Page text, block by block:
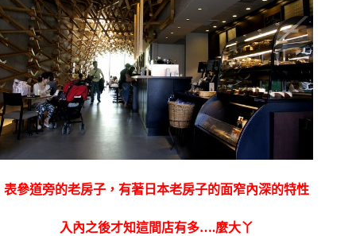
表參道旁的老房子，有著日本老房子的面窄內深的特性
入內之後才知這間店有多….麼大丫